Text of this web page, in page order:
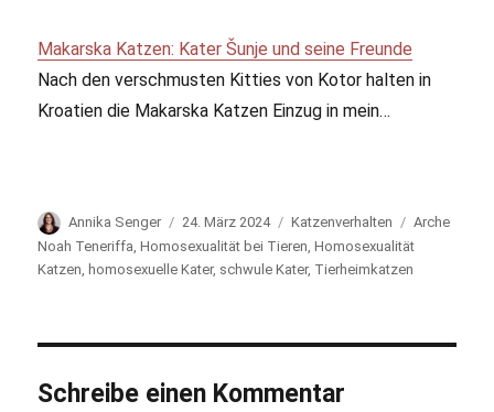
Makarska Katzen: Kater Šunje und seine Freunde
Nach den verschmusten Kitties von Kotor halten in
Kroatien die Makarska Katzen Einzug in mein…
Autor
Annika Senger
Veröffentlicht
am
24. März 2024 Kategorien
Katzenverhalten
Arche
Noah Teneriffa ,Homosexualität bei Tieren ,Homosexualität
Katzen ,homosexuelle Kater, schwule Kater, Tierheimkatzen
Schreibe einen Kommentar